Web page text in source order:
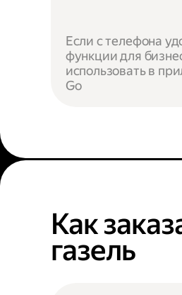
Если с телефона
функции для
использовать в
Go
Как
газель